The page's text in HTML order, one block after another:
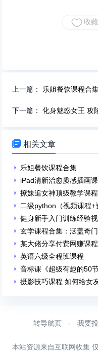
上一篇： 乐姐餐饮课程合
下一篇：化身魅惑女王 攻
 相关文章
乐姐餐饮课程合集
iPad清新治愈质感插画
撩妹追女神顶级教学课程
二级python（视频课程+
健身新手入门训练经验
玄学课程合集：涵盖奇
某大佬分享付费网赚课程
英语六级全程班课程
音标课《超级有趣的50
摄影技巧课程 如何给女
转导航页 - 我要
本站资源来自互联网收集